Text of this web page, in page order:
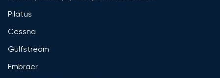
Pilatus
Cessna
Gulfstream
Embraer